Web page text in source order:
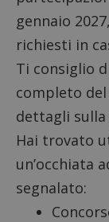
gennaio
richiesti in
Ti consiglio
completo
dettagli
Hai trovato
un’occhiata
segnalato: